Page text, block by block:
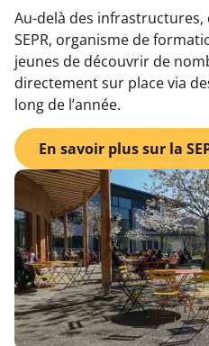
Au-delà des infrastructures,
SEPR, organisme de
jeunes de découvrir de
directement sur place via
long de l’année.
En savoir plus sur la